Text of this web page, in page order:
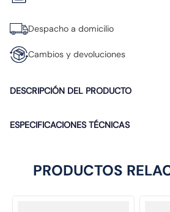
Despacho a domicilio
Cambios y devoluciones
DESCRIPCIÓN DEL PRODUCTO
ESPECIFICACIONES TÉCNICAS
PRODUCTOS